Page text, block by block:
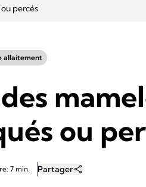
percés
allaitement
ou
7 min. Partager